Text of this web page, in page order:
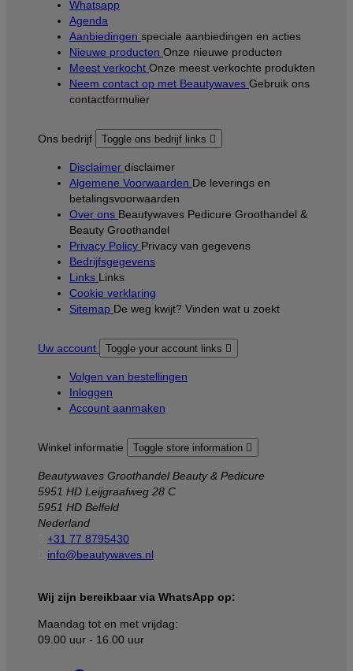
Whatsapp
Agenda
Aanbiedingen speciale aanbiedingen en acties
Nieuwe producten Onze nieuwe producten
Meest verkocht Onze meest verkochte produkten
Neem contact op met Beautywaves Gebruik ons
contactformulier
Ons bedrijf Toggle ons bedrijf links 
Disclaimer disclaimer
Algemene Voorwaarden De leverings en
betalingsvoorwaarden
Over ons Beautywaves Pedicure Groothandel &
Beauty Groothandel
Privacy Policy Privacy van gegevens
Bedrijfsgegevens
Links Links
Cookie verklaring
Sitemap De weg kwijt? Vinden wat u zoekt
Uw account Toggle your account links 
Volgen van bestellingen
Inloggen
Account aanmaken
Winkel informatie Toggle store information 
Beautywaves Groothandel Beauty & Pedicure
5951 HD Leijgraafweg 28 C
5951 HD Belfeld
Nederland
+31 77 8795430
info@beautywaves.nl
Wij zijn bereikbaar via WhatsApp op:
Maandag tot en met vrijdag:
09.00 uur - 16.00 uur